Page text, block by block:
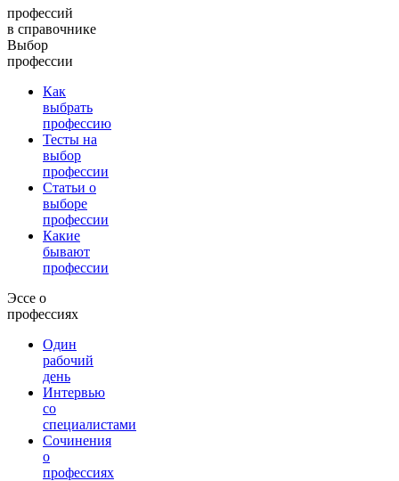
профессий
в справочнике
Выбор
профессии
Как
выбрать
профессию
Тесты на
выбор
профессии
Статьи о
выборе
профессии
Какие
бывают
профессии
Эссе о
профессиях
Один
рабочий
день
Интервью
со
специалистами
Сочинения
о
профессиях